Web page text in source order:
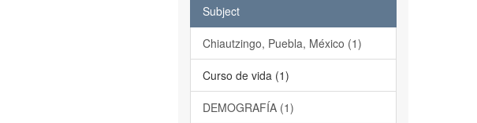
Subject
Chiautzingo, Puebla, México (1)
Curso de vida (1)
DEMOGRAFÍA (1)